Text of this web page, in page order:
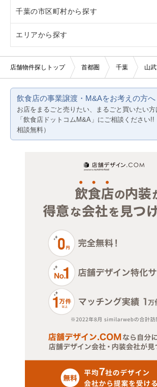
看板取り付け可
軽飲食
バー・クラブ
その他
千葉の市区町村から探す
千葉市すべて
千葉市中央区
千葉市稲毛区
千葉市若葉区
木更津市
佐倉市
エリアから探す
東京23区
神奈川
千葉
店舗物件探しトップ 首都圏 千葉 山
飲食店の事業譲渡・M&Aをお考えの方へ
お店をまるごと売りたい、まるごと買いたい方
「飲食店ドットコムM&A」にご相談ください!!
相談無料）